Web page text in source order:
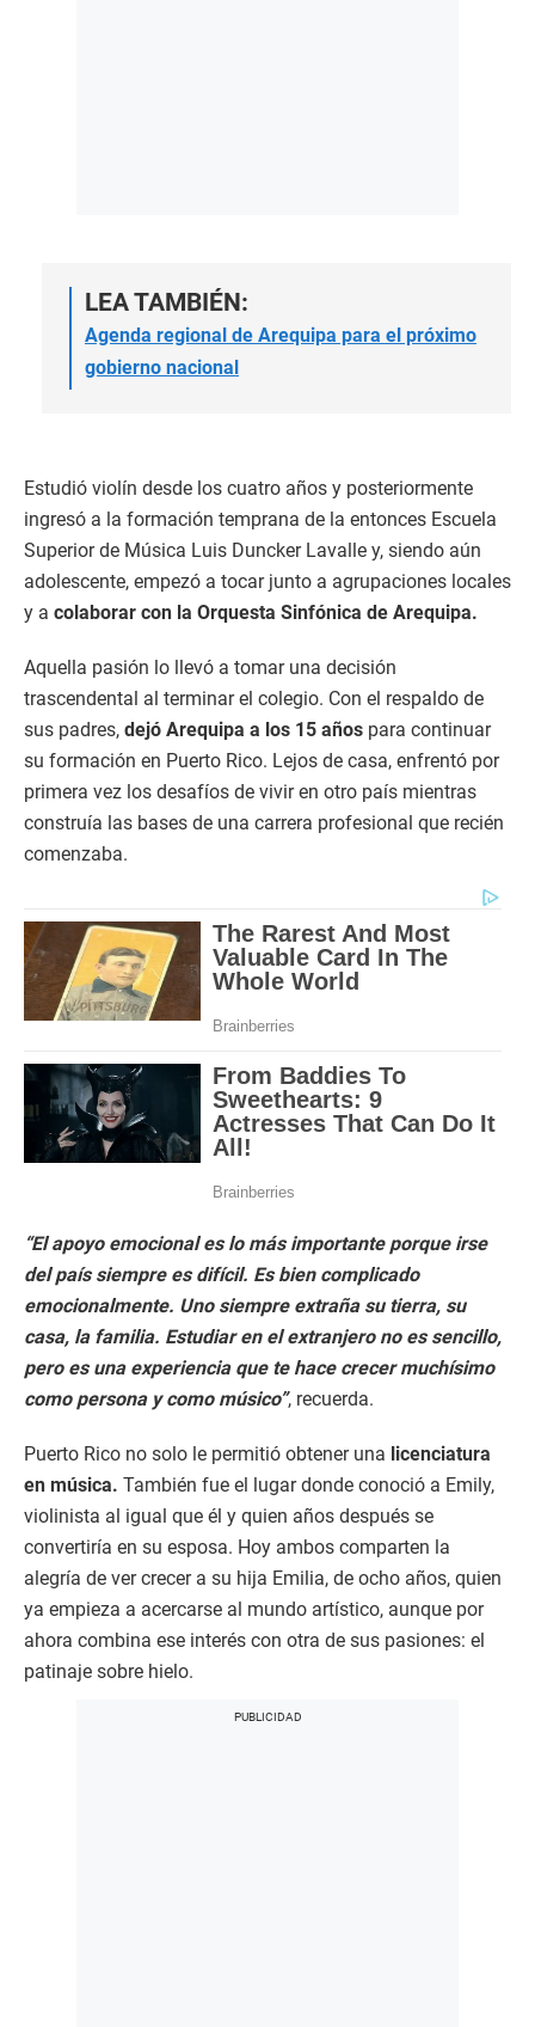
LEA TAMBIÉN:
Agenda regional de Arequipa para el próximo
gobierno nacional
Estudió violín desde los cuatro años y posteriormente
ingresó a la formación temprana de la entonces Escuela
Superior de Música Luis Duncker Lavalle y, siendo aún
adolescente, empezó a tocar junto a agrupaciones locales
y a colaborar con la Orquesta Sinfónica de Arequipa.
Aquella pasión lo llevó a tomar una decisión
trascendental al terminar el colegio. Con el respaldo de
sus padres, dejó Arequipa a los 15 años para continuar
su formación en Puerto Rico. Lejos de casa, enfrentó por
primera vez los desafíos de vivir en otro país mientras
construía las bases de una carrera profesional que recién
comenzaba.
“El apoyo emocional es lo más importante porque irse
del país siempre es difícil. Es bien complicado
emocionalmente. Uno siempre extraña su tierra, su
casa, la familia. Estudiar en el extranjero no es sencillo,
pero es una experiencia que te hace crecer muchísimo
como persona y como músico”, recuerda.
Puerto Rico no solo le permitió obtener una licenciatura
en música. También fue el lugar donde conoció a Emily,
violinista al igual que él y quien años después se
convertiría en su esposa. Hoy ambos comparten la
alegría de ver crecer a su hija Emilia, de ocho años, quien
ya empieza a acercarse al mundo artístico, aunque por
ahora combina ese interés con otra de sus pasiones: el
patinaje sobre hielo.